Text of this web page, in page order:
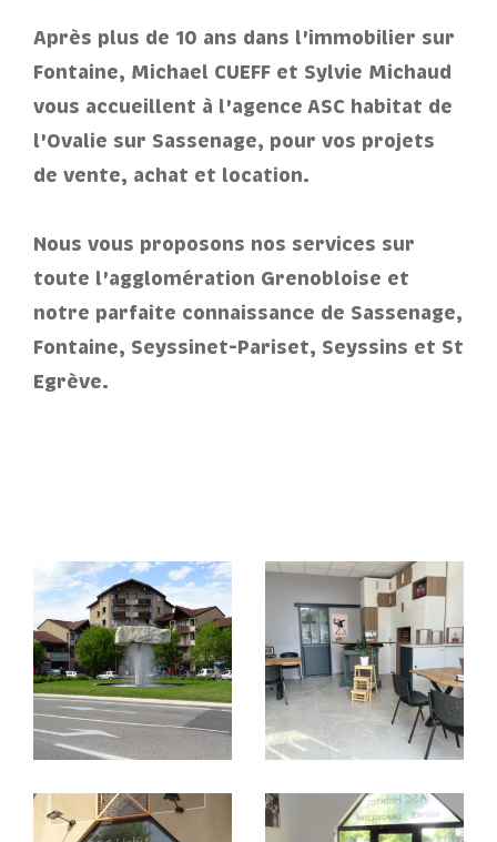
Après plus de 10 ans dans l'immobilier sur
Fontaine, Michael CUEFF et Sylvie Michaud
vous accueillent à l'agence ASC habitat de
l'Ovalie sur Sassenage, pour vos projets
de vente, achat et location.
Nous vous proposons nos services sur
toute l'agglomération Grenobloise et
notre parfaite connaissance de Sassenage,
Fontaine, Seyssinet-Pariset, Seyssins et St
Egrève.
Pièces
1 2 3 4 5+
Localisation
Surface
AFFINER LES CRITÈRES
Coups de coeur Exclusivités Nouveautés
RECHERCHER